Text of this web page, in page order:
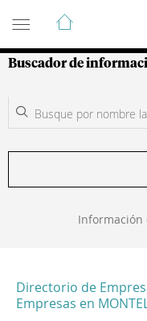
Guía de
Buscador de
Información
Directorio de
Empresas en